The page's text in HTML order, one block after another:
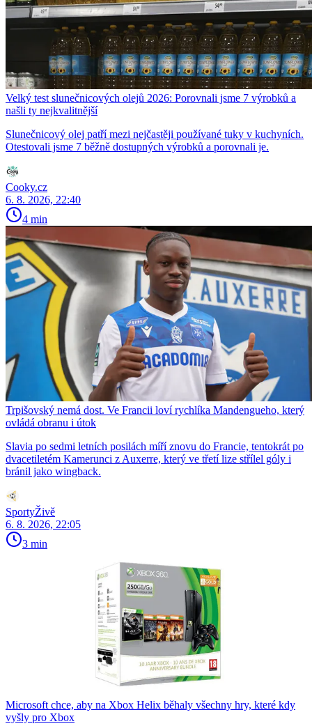
Velký test slunečnicových olejů 2026: Porovnali jsme 7 výrobků a
našli ty nejkvalitnější
Slunečnicový olej patří mezi nejčastěji používané tuky v kuchyních.
Otestovali jsme 7 běžně dostupných výrobků a porovnali je.
Cooky.cz
6. 8. 2026, 22:40
4 min
Trpišovský nemá dost. Ve Francii loví rychlíka Mandengueho, který
ovládá obranu i útok
Slavia po sedmi letních posilách míří znovu do Francie, tentokrát po
dvacetiletém Kamerunci z Auxerre, který ve třetí lize střílel góly i
bránil jako wingback.
SportyŽivě
6. 8. 2026, 22:05
3 min
Microsoft chce, aby na Xbox Helix běhaly všechny hry, které kdy
vyšly pro Xbox